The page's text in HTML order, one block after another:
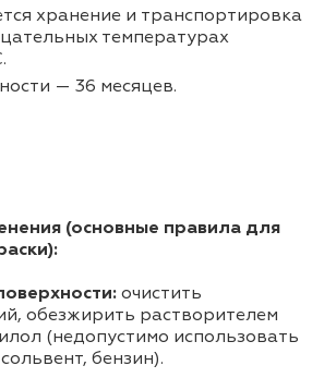
хранение и транспортировка
температурах
— 36 месяцев.
(основные правила для
очистить
обезжирить растворителем
(недопустимо использовать
бензин).